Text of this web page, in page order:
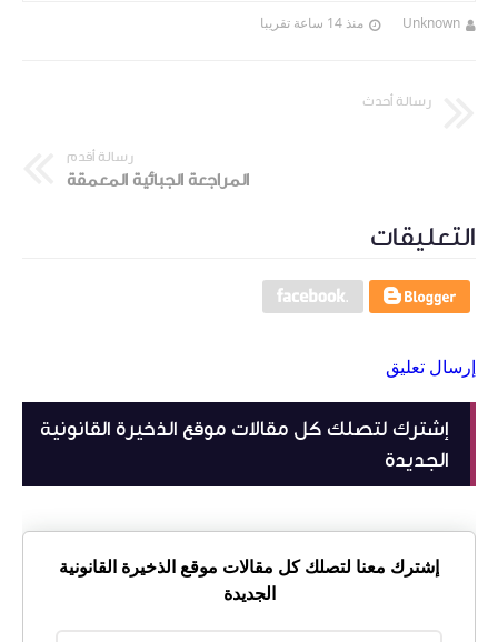
Unknown منذ 14 ساعة تقريبا
رسالة أحدث
رسالة أقدم
المراجعة الجبائية المعمقة
التعليقات
إرسال تعليق
إشترك لتصلك كل مقالات موقع الذخيرة القانونية
الجديدة
إشترك معنا لتصلك كل مقالات موقع الذخيرة القانونية
الجديدة